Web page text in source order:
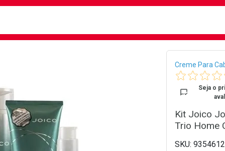
Creme Para
Seja o
Kit Joico
Trio Home